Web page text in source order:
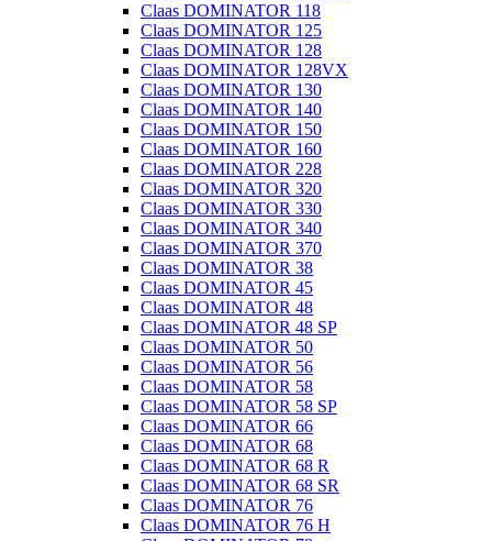
Claas DOMINATOR 118
Claas DOMINATOR 125
Claas DOMINATOR 128
Claas DOMINATOR 128VX
Claas DOMINATOR 130
Claas DOMINATOR 140
Claas DOMINATOR 150
Claas DOMINATOR 160
Claas DOMINATOR 228
Claas DOMINATOR 320
Claas DOMINATOR 330
Claas DOMINATOR 340
Claas DOMINATOR 370
Claas DOMINATOR 38
Claas DOMINATOR 45
Claas DOMINATOR 48
Claas DOMINATOR 48 SP
Claas DOMINATOR 50
Claas DOMINATOR 56
Claas DOMINATOR 58
Claas DOMINATOR 58 SP
Claas DOMINATOR 66
Claas DOMINATOR 68
Claas DOMINATOR 68 R
Claas DOMINATOR 68 SR
Claas DOMINATOR 76
Claas DOMINATOR 76 H